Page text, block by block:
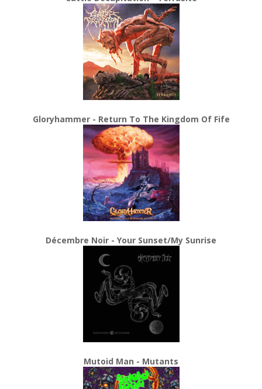
Gloryhammer - Return To The Kingdom Of Fife
Décembre Noir - Your Sunset/My Sunrise
Mutoid Man - Mutants